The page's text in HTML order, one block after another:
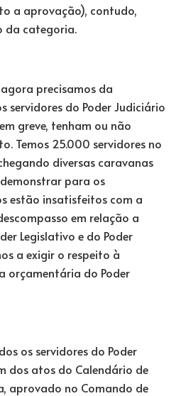
a aprovação), contudo,
da categoria.
precisamos da
servidores do Poder Judiciário
greve, tenham ou não
Temos 25.000 servidores no
diversas caravanas
demonstrar para os
estão insatisfeitos com a
em relação a
Legislativo e do Poder
a exigir o respeito à
orçamentária do Poder
os servidores do Poder
dos atos do Calendário de
aprovado no Comando de